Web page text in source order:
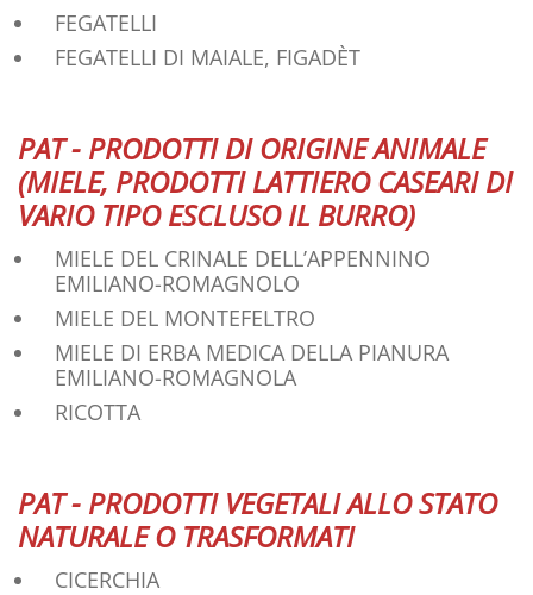
FEGATELLI
FEGATELLI DI MAIALE, FIGADÈT
PAT - PRODOTTI DI ORIGINE ANIMALE
(MIELE, PRODOTTI LATTIERO CASEARI DI
VARIO TIPO ESCLUSO IL BURRO)
MIELE DEL CRINALE DELL’APPENNINO
EMILIANO-ROMAGNOLO
MIELE DEL MONTEFELTRO
MIELE DI ERBA MEDICA DELLA PIANURA
EMILIANO-ROMAGNOLA
RICOTTA
PAT - PRODOTTI VEGETALI ALLO STATO
NATURALE O TRASFORMATI
CICERCHIA